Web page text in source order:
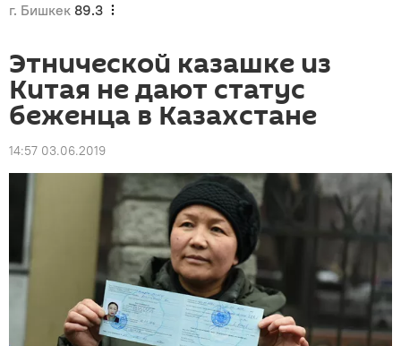
г. Бишкек 89.3
Этнической казашке из
Китая не дают статус
беженца в Казахстане
14:57 03.06.2019